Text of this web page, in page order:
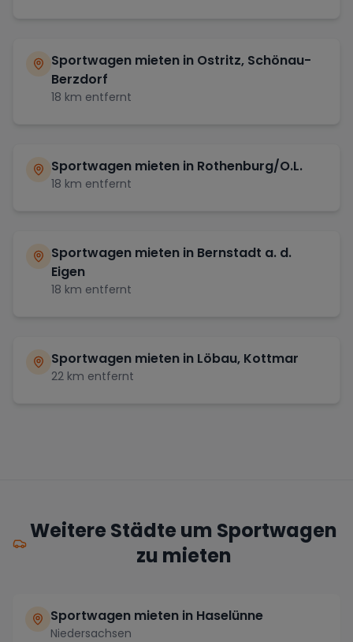
Sportwagen mieten in Ostritz, Schönau-
Berzdorf
18 km entfernt
Sportwagen mieten in Rothenburg/O.L.
18 km entfernt
Sportwagen mieten in Bernstadt a. d.
Eigen
18 km entfernt
Sportwagen mieten in Löbau, Kottmar
22 km entfernt
Weitere Städte um Sportwagen
zu mieten
Sportwagen mieten in Haselünne
Niedersachsen